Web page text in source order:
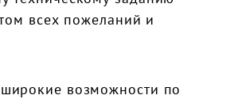
всех пожеланий и
возможности по